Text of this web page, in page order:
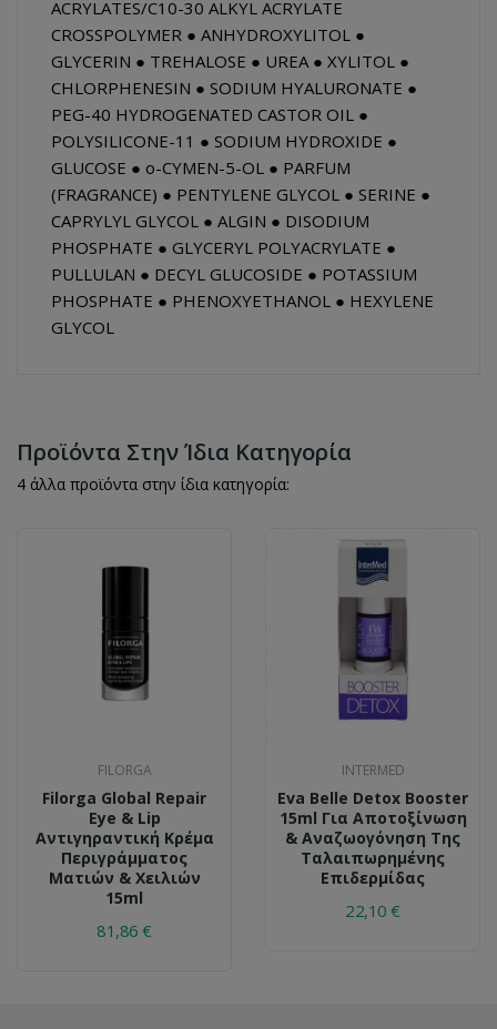
ACRYLATES/C10-30 ALKYL ACRYLATE
CROSSPOLYMER ● ANHYDROXYLITOL ●
GLYCERIN ● TREHALOSE ● UREA ● XYLITOL ●
CHLORPHENESIN ● SODIUM HYALURONATE ●
PEG-40 HYDROGENATED CASTOR OIL ●
POLYSILICONE-11 ● SODIUM HYDROXIDE ●
GLUCOSE ● o-CYMEN-5-OL ● PARFUM
(FRAGRANCE) ● PENTYLENE GLYCOL ● SERINE ●
CAPRYLYL GLYCOL ● ALGIN ● DISODIUM
PHOSPHATE ● GLYCERYL POLYACRYLATE ●
PULLULAN ● DECYL GLUCOSIDE ● POTASSIUM
PHOSPHATE ● PHENOXYETHANOL ● HEXYLENE
GLYCOL
Προϊόντα Στην Ίδια Κατηγορία
4 άλλα προϊόντα στην ίδια κατηγορία:
FILORGA
Filorga Global Repair
Eye & Lip
Αντιγηραντική Κρέμα
Περιγράμματος
Ματιών & Χειλιών
15ml
81,86 €
INTERMED
Eva Belle Detox Booster
15ml Για Αποτοξίνωση
& Aναζωογόνηση Της
Ταλαιπωρημένης
Eπιδερμίδας
22,10 €